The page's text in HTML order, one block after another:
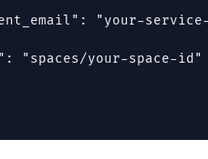
"your-
"spaces/your-space-id"